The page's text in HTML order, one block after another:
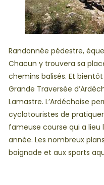
Randonnée pédestre,
Chacun y trouvera sa
chemins balisés. Et
Grande Traversée
Lamastre. L’Ardéchoise
cyclotouristes de
fameuse course qui a lieu
année. Les nombreux
baignade et aux sports